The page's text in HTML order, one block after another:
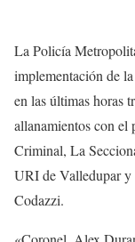
La Policía
implementación de
en las últimas horas
allanamientos con el
Criminal, La
URI de Valledupar
Codazzi.